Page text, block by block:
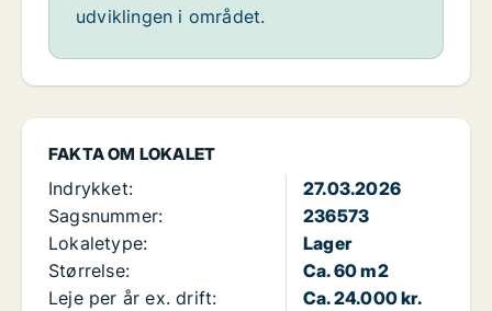
FAKTA OM LOKALET
Indrykket:
27.03.2026
Sagsnummer:
236573
Lokaletype:
Lager
Størrelse:
Ca. 60 m2
Leje per år ex. drift:
Ca. 24.000 kr.
udviklingen i området.